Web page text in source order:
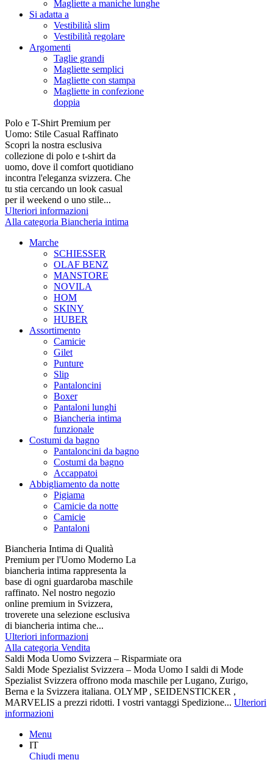
Magliette a maniche lunghe
Si adatta a
Vestibilità slim
Vestibilità regolare
Argomenti
Taglie grandi
Magliette semplici
Magliette con stampa
Magliette in confezione
doppia
Polo e T-Shirt Premium per
Uomo: Stile Casual Raffinato
Scopri la nostra esclusiva
collezione di polo e t-shirt da
uomo, dove il comfort quotidiano
incontra l'eleganza svizzera. Che
tu stia cercando un look casual
per il weekend o uno stile...
Ulteriori informazioni
Alla categoria Biancheria intima
Marche
SCHIESSER
OLAF BENZ
MANSTORE
NOVILA
HOM
SKINY
HUBER
Assortimento
Camicie
Gilet
Punture
Slip
Pantaloncini
Boxer
Pantaloni lunghi
Biancheria intima
funzionale
Costumi da bagno
Pantaloncini da bagno
Costumi da bagno
Accappatoi
Abbigliamento da notte
Pigiama
Camicie da notte
Camicie
Pantaloni
Biancheria Intima di Qualità
Premium per l'Uomo Moderno La
biancheria intima rappresenta la
base di ogni guardaroba maschile
raffinato. Nel nostro negozio
online premium in Svizzera,
troverete una selezione esclusiva
di biancheria intima che...
Ulteriori informazioni
Alla categoria Vendita
Saldi Moda Uomo Svizzera – Risparmiate ora
Saldi Mode Spezialist Svizzera – Moda Uomo I saldi di Mode
Spezialist Svizzera offrono moda maschile per Lugano, Zurigo,
Berna e la Svizzera italiana. OLYMP , SEIDENSTICKER ,
MARVELIS a prezzi ridotti. I vostri vantaggi Spedizione... Ulteriori
informazioni
Menu
IT
Chiudi menu